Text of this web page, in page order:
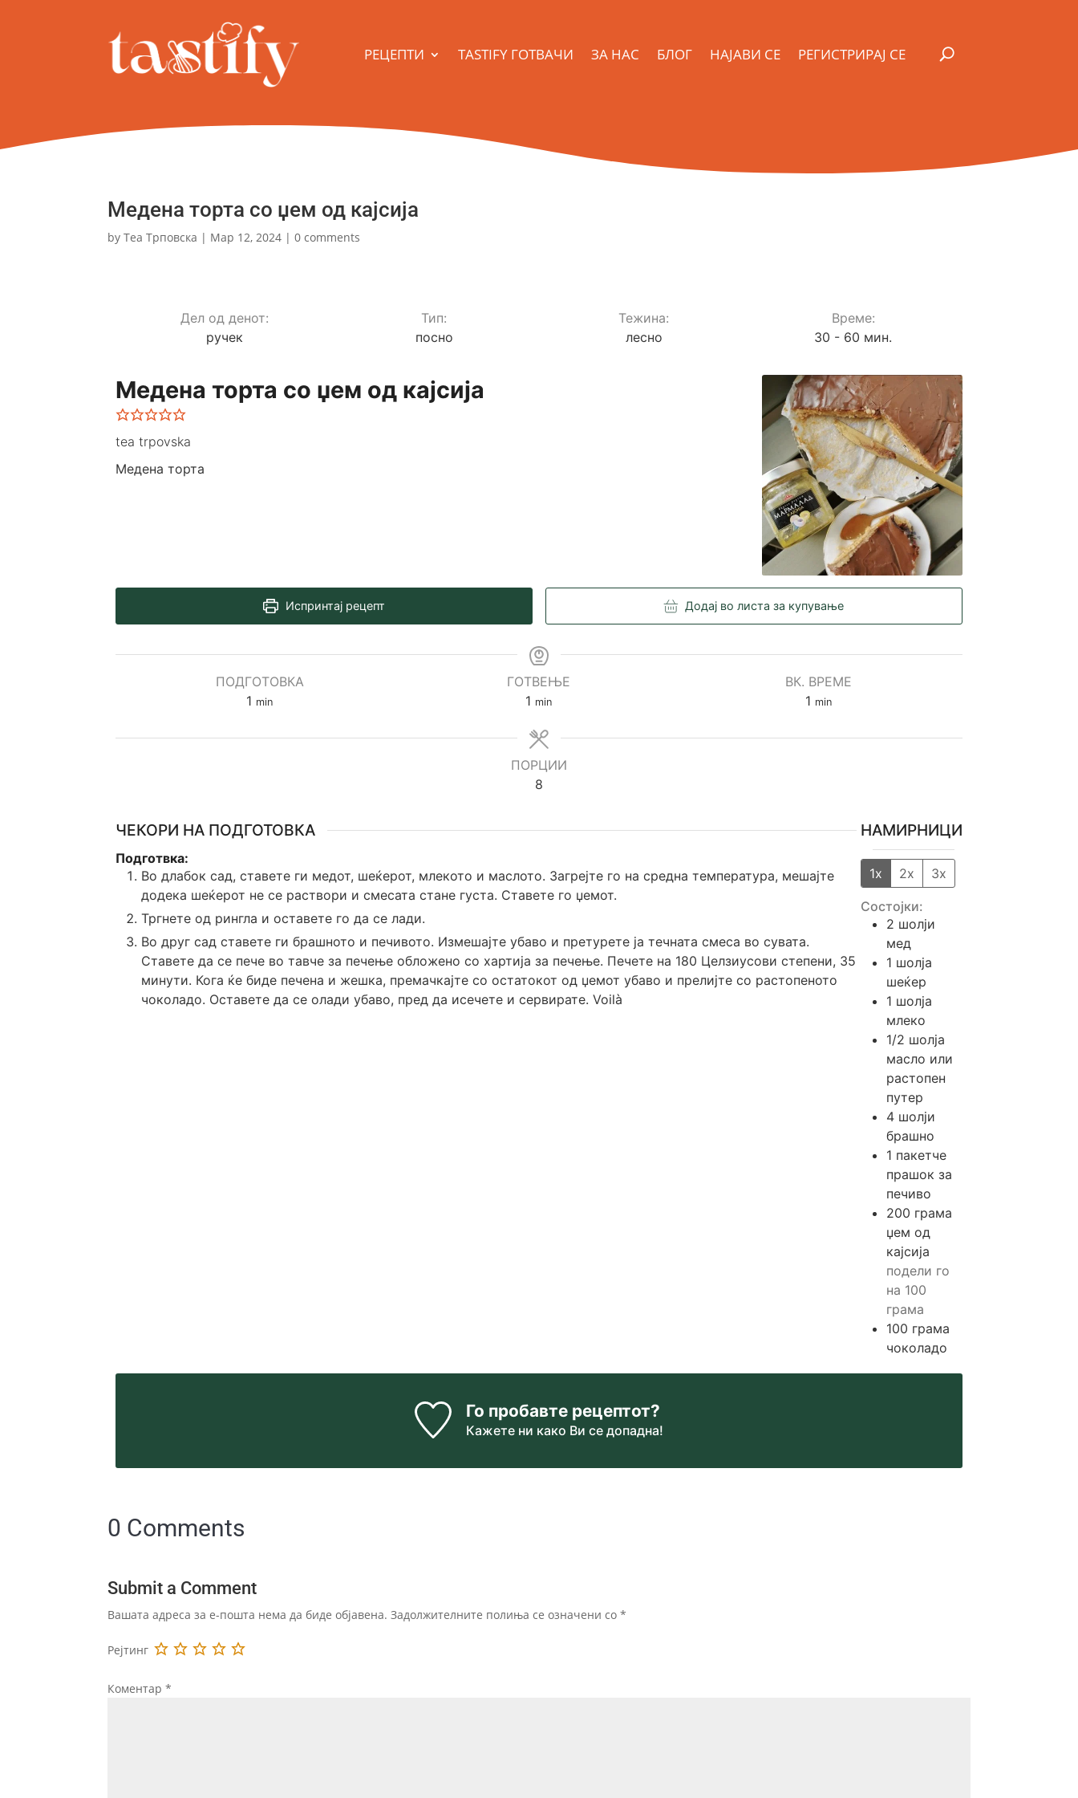
РЕЦЕПТИ TASTIFY ГОТВАЧИ ЗА НАС БЛОГ НАЈАВИ СЕ РЕГИСТРИРАЈ СЕ
Медена торта со џем од кајсија
byТеа Трповска | Мар 12, 2024 |0 comments
Дел од денот:
ручек
Тип:
посно
Teжина:
лесно
Време:
30 - 60 мин.
Медена торта со џем од кајсија
tea trpovska
Медена торта
Испринтај рецепт Додај во листа за купување
ПОДГОТОВКА
1 minute
min
ГОТВЕЊЕ
1 minute
min
ВК. ВРЕМЕ
1minute
min
ПОРЦИИ
8
ЧЕКОРИ НА ПОДГОТОВКА
Подготвка:
Во длабок сад, ставете ги медот, шеќерот, млекото и маслото. Загрејте го на средна температура, мешајте
додека шеќерот не се раствори и смесата стане густа. Ставете го џемот.
Тргнете од рингла и оставете го да се лади.
Во друг сад ставете ги брашното и печивото. Измешајте убаво и претурете ја течната смеса во сувата.
Ставете да се пече во тавче за печење обложено со хартија за печење. Печете на 180 Целзиусови степени, 35
минути. Кога ќе биде печена и жешка, премачкајте со остатокот од џемот убаво и прелијте со растопеното
чоколадо. Оставете да се олади убаво, пред да исечете и сервирате. Voilà
НАМИРНИЦИ
1x 2x 3x
Состојки:
2 шолји
мед
1 шолја
шеќер
1 шолја
млеко
1/2 шолја
масло или
растопен
путер
4 шолји
брашно
1 пакетче
прашок за
печиво
200 грама
џем од
кајсија
подели го
на 100
грама
100 грама
чоколадо
Го пробавте рецептот?
Кажете ни како Ви се допадна!
0 Comments
Submit a Comment
Вашата адреса за е-пошта нема да биде објавена. Задолжителните полиња се означени со*
Рејтинг
Коментар*